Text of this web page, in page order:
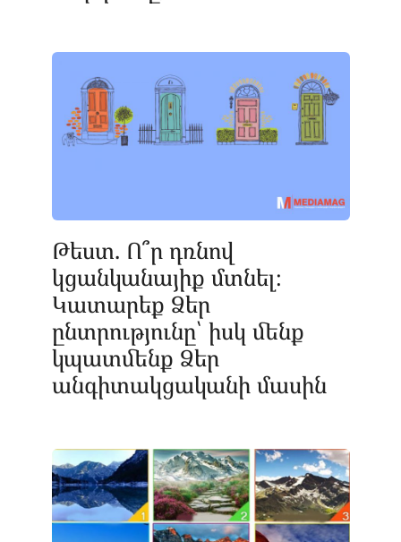
Թեստ. Ո՞ր դռնով
կցանկանայիք մտնել։
Կատարեք Ձեր
ընտրությունը՝ իսկ մենք
կպատմենք Ձեր
անգիտակցականի մասին